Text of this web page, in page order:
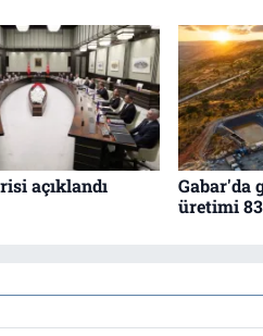
açıklandı
Gabar'da
üretimi